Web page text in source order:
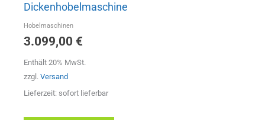
Dickenhobelmaschine
Hobelmaschinen
3.099,00 €
Enthält 20% MwSt.
zzgl. Versand
Lieferzeit: sofort lieferbar